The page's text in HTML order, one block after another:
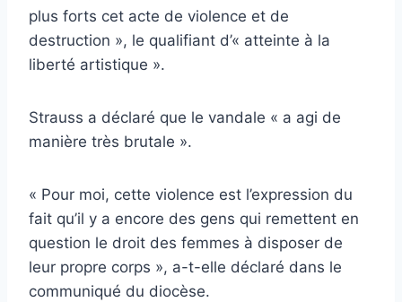
plus forts cet acte de violence et de
destruction », le qualifiant d’« atteinte à la
liberté artistique ».
Strauss a déclaré que le vandale « a agi de
manière très brutale ».
« Pour moi, cette violence est l’expression du
fait qu’il y a encore des gens qui remettent en
question le droit des femmes à disposer de
leur propre corps », a-t-elle déclaré dans le
communiqué du diocèse.